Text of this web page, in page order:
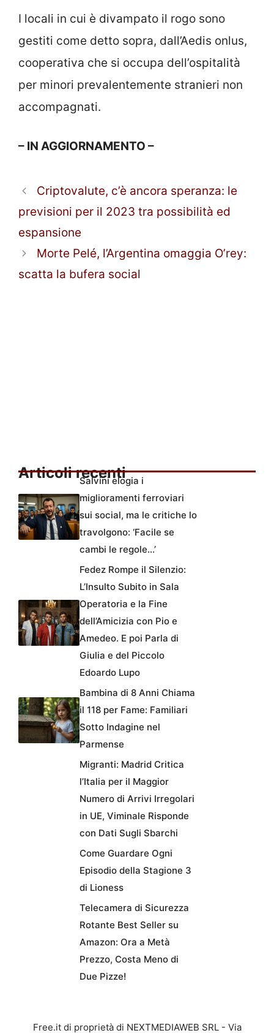
I locali in cui è divampato il rogo sono
gestiti come detto sopra, dall’Aedis onlus,
cooperativa che si occupa dell’ospitalità
per minori prevalentemente stranieri non
accompagnati.
– IN AGGIORNAMENTO –
Criptovalute, c’è ancora speranza: le
previsioni per il 2023 tra possibilità ed
espansione
Morte Pelé, l’Argentina omaggia O’rey:
scatta la bufera social
Articoli recenti
Salvini elogia i
miglioramenti ferroviari
sui social, ma le critiche lo
travolgono: ‘Facile se
cambi le regole…’
Fedez Rompe il Silenzio:
L’Insulto Subito in Sala
Operatoria e la Fine
dell’Amicizia con Pio e
Amedeo. E poi Parla di
Giulia e del Piccolo
Edoardo Lupo
Bambina di 8 Anni Chiama
il 118 per Fame: Familiari
Sotto Indagine nel
Parmense
Migranti: Madrid Critica
l’Italia per il Maggior
Numero di Arrivi Irregolari
in UE, Viminale Risponde
con Dati Sugli Sbarchi
Come Guardare Ogni
Episodio della Stagione 3
di Lioness
Telecamera di Sicurezza
Rotante Best Seller su
Amazon: Ora a Metà
Prezzo, Costa Meno di
Due Pizze!
Free.it di proprietà di NEXTMEDIAWEB SRL - Via